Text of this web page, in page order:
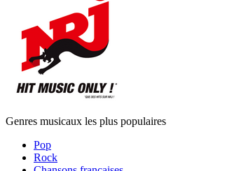
Genres musicaux les plus populaires
Pop
Rock